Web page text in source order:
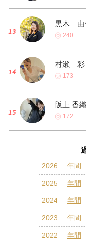
黒木 由
240
村瀨 彩
173
阪上 香織
172
2026 年間
2025 年間
2024 年間
2023 年間
2022 年間